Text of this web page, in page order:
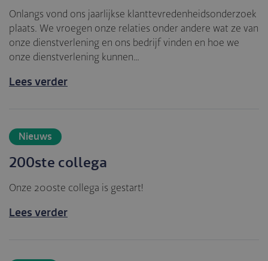
Onlangs vond ons jaarlijkse klanttevredenheidsonderzoek
plaats. We vroegen onze relaties onder andere wat ze van
onze dienstverlening en ons bedrijf vinden en hoe we
onze dienstverlening kunnen…
Lees verder
Nieuws
200ste collega
Onze 200ste collega is gestart!
Lees verder